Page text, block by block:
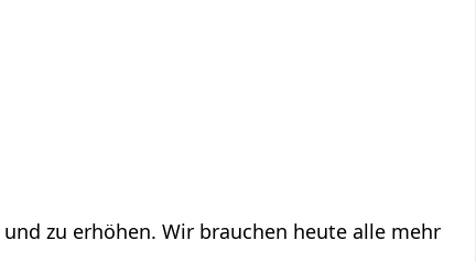
zu erhöhen. Wir brauchen heute alle mehr